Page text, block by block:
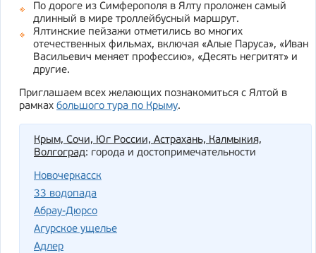
По дороге из Симферополя в Ялту проложен самый
длинный в мире троллейбусный маршрут.
Ялтинские пейзажи отметились во многих
отечественных фильмах, включая «Алые Паруса», «Иван
Васильевич меняет профессию», «Десять негритят» и
другие.
Приглашаем всех желающих познакомиться с Ялтой в
рамках большого тура по Крыму.
Крым, Сочи, Юг России, Астрахань, Калмыкия,
Волгоград: города и достопримечательности
Новочеркасск
33 водопада
Абрау-Дюрсо
Агурское ущелье
Адлер